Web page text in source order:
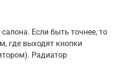
Если быть точнее, то
где выходят кнопки
Радиатор